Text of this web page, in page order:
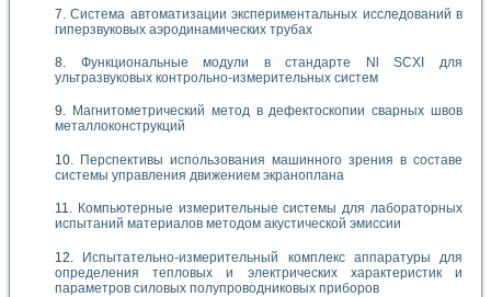
Система автоматизации экспериментальных исследований в
гиперзвуковых аэродинамических трубах
Функциональные модули в стандарте Nl SCXI для
ультразвуковых контрольно-измерительных систем
Магнитометрический метод в дефектоскопии сварных швов
металлоконструкций
Перспективы использования машинного зрения в составе
системы управления движением экраноплана
Компьютерные измерительные системы для лабораторных
испытаний материалов методом акустической эмиссии
Испытательно-измерительный комплекс аппаратуры для
определения тепловых и электрических характеристик и
параметров силовых полупроводниковых приборов